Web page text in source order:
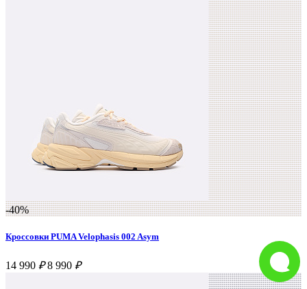
-40%
Кроссовки PUMA Velophasis 002 Asym
14 990 ₽ 8 990 ₽